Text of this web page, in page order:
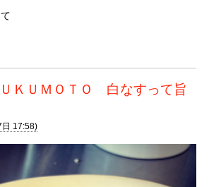
ＫＵＭＯＴＯ 白なすって旨
17:58)